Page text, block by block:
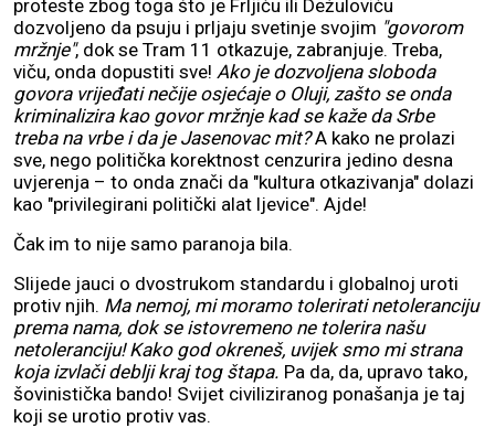
proteste zbog toga što je Frljiću ili Dežuloviću
dozvoljeno da psuju i prljaju svetinje svojim "govorom
mržnje", dok se Tram 11 otkazuje, zabranjuje. Treba,
viču, onda dopustiti sve! Ako je dozvoljena sloboda
govora vrijeđati nečije osjećaje o Oluji, zašto se onda
kriminalizira kao govor mržnje kad se kaže da Srbe
treba na vrbe i da je Jasenovac mit?A kako ne prolazi
sve, nego politička korektnost cenzurira jedino desna
uvjerenja – to onda znači da "kultura otkazivanja" dolazi
kao "privilegirani politički alat ljevice". Ajde!
Čak im to nije samo paranoja bila.
Slijede jauci o dvostrukom standardu i globalnoj uroti
protiv njih. Ma nemoj, mi moramo tolerirati netoleranciju
prema nama, dok se istovremeno ne tolerira našu
netoleranciju! Kako god okreneš, uvijek smo mi strana
koja izvlači deblji kraj tog štapa. Pa da, da, upravo tako,
šovinistička bando! Svijet civiliziranog ponašanja je taj
koji se urotio protiv vas.